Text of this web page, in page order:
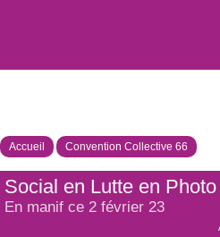
Accueil Convention Collective 66
Social en Lutte en
En manif ce 2 février 23